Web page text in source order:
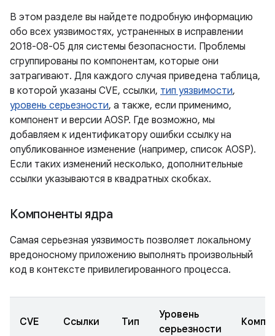
В этом разделе вы найдете подробную информацию
обо всех уязвимостях, устраненных в исправлении
2018-08-05 для системы безопасности. Проблемы
сгруппированы по компонентам, которые они
затрагивают. Для каждого случая приведена таблица,
в которой указаны CVE, ссылки, тип уязвимости,
уровень серьезности, а также, если применимо,
компонент и версии AOSP. Где возможно, мы
добавляем к идентификатору ошибки ссылку на
опубликованное изменение (например, список AOSP).
Если таких изменений несколько, дополнительные
ссылки указываются в квадратных скобках.
Компоненты ядра
Самая серьезная уязвимость позволяет локальному
вредоносному приложению выполнять произвольный
код в контексте привилегированного процесса.
CVE Ссылки Тип
Уровень
серьезности